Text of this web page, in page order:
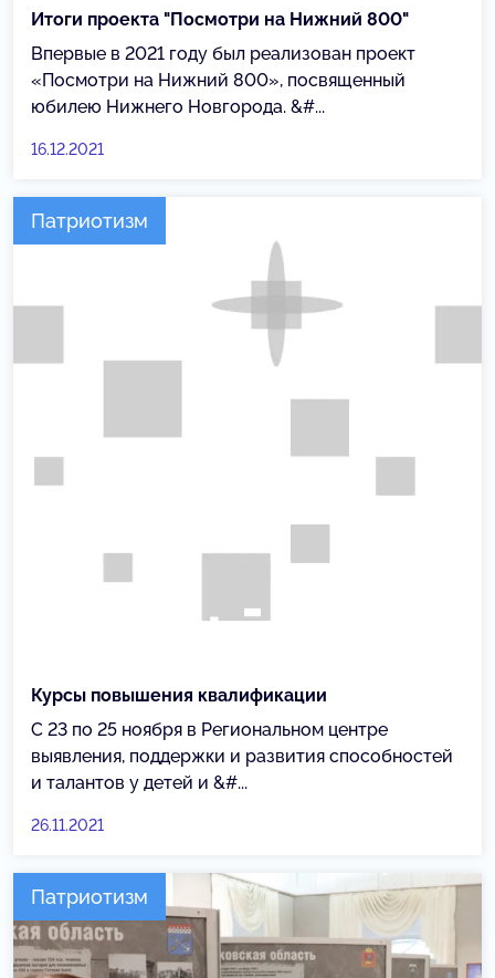
Итоги проекта "Посмотри на Нижний 800"
Впервые в 2021 году был реализован проект
«Посмотри на Нижний 800», посвященный
юбилею Нижнего Новгорода. &#...
16.12.2021
Патриотизм
Курсы повышения квалификации
C 23 по 25 ноября в Региональном центре
выявления, поддержки и развития способностей
и талантов у детей и &#...
26.11.2021
Патриотизм